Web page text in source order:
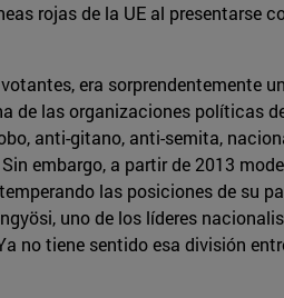
rojas de la UE al presentarse
era sorprendentemente
de las organizaciones políticas
anti-gitano, anti-semita,
embargo, a partir de 2013
las posiciones de su
uno de los líderes
no tiene sentido esa división